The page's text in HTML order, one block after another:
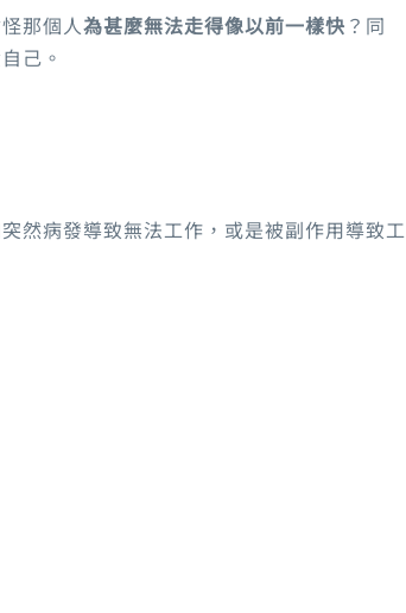
那個人為甚麼無法走得像以前一樣快 ？同
己。
突然病發導致無法工作，或是被副作用導致工